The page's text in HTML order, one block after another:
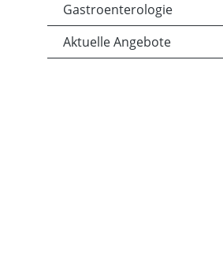
Gastroenterologie
Aktuelle Angebote